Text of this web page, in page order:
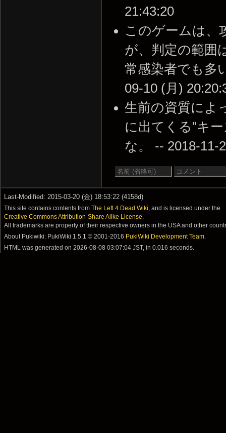
21:43:20
このゲームは、
が、判定の範囲
常感染者でも多
09-10 (月)
生前の資質によ
に出てくる”キ
な。 -- 2018-11-
Last-Modified: 2015-03-20 (金) 18:53:22 (4158d)
This site contains contents fromThe Left 4 Dead Wiki , and is licensed under the
Creative Commons Attribution-Share Alike License
All trademarks are property of their respective owners in the USA and other
About Pukiwiki: PukiWiki 1.5.1 © 2001-2016 PukiWiki Development Team
HTML was generated on2026-08-08 03:07:04 JST, in 0.016 seconds.